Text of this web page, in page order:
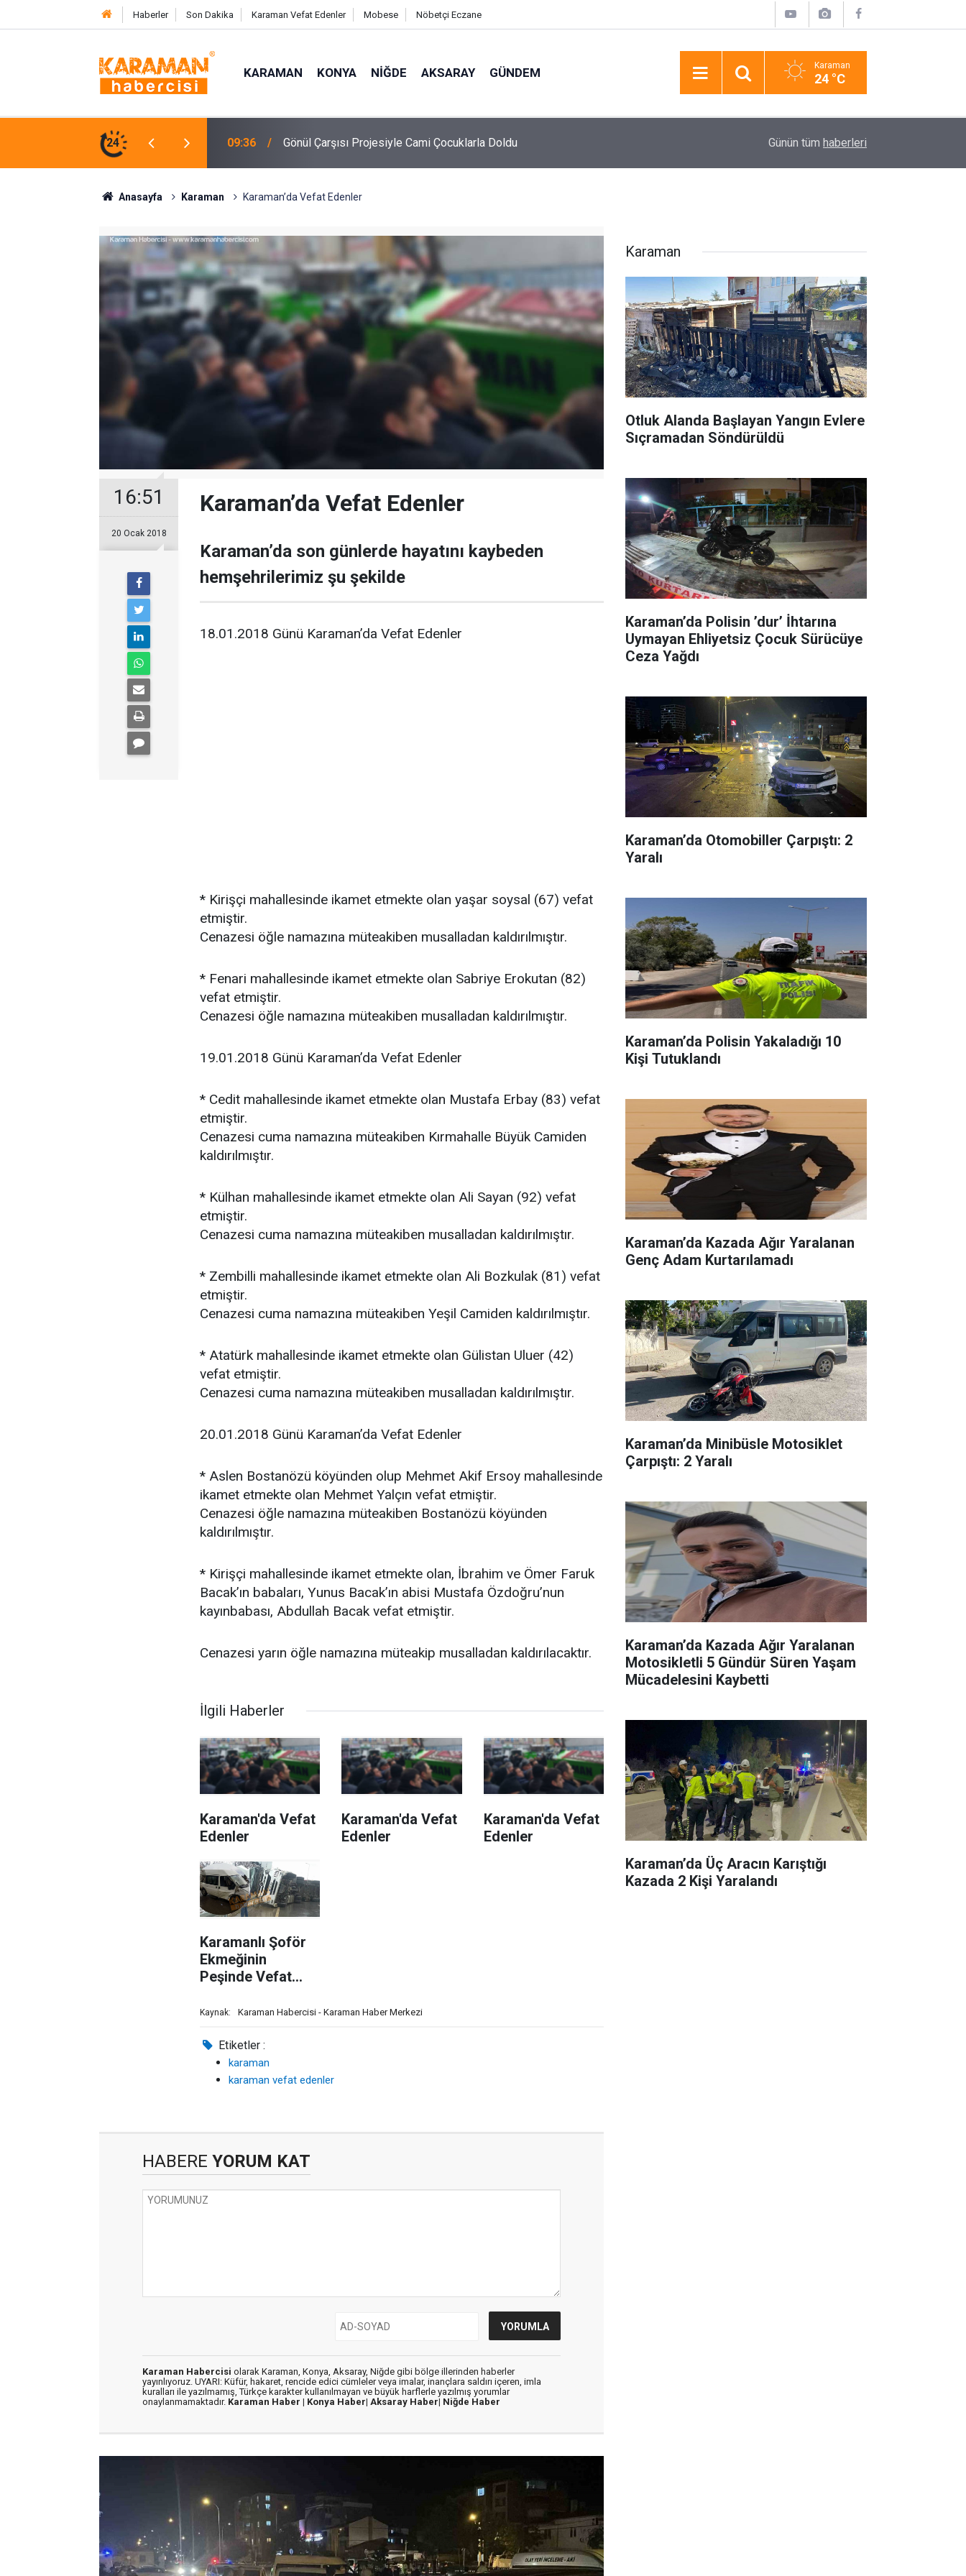
Haberler Son Dakika Karaman Vefat Edenler Mobese Nöbetçi Eczane
KARAMAN KONYA NIĞDE AKSARAY GÜNDEM Karaman
24 °C
24 23:56 Antalya’da Fuhuşa Aracılık Operasyonunda 7 Tutuklama Hayatını Kaybettiği Gazetelerini Almayınca
Günün tüm haberleri
Anasayfa Karaman Karaman’da Vefat Edenler
16:51
20 Ocak 2018
Karaman’da Vefat Edenler
Karaman’da son günlerde hayatını kaybeden
hemşehrilerimiz şu şekilde
18.01.2018 Günü Karaman’da Vefat Edenler
* Kirişçi mahallesinde ikamet etmekte olan yaşar soysal (67) vefat
etmiştir.
Cenazesi öğle namazına müteakiben musalladan kaldırılmıştır.
* Fenari mahallesinde ikamet etmekte olan Sabriye Erokutan (82)
vefat etmiştir.
Cenazesi öğle namazına müteakiben musalladan kaldırılmıştır.
19.01.2018 Günü Karaman’da Vefat Edenler
* Cedit mahallesinde ikamet etmekte olan Mustafa Erbay (83) vefat
etmiştir.
Cenazesi cuma namazına müteakiben Kırmahalle Büyük Camiden
kaldırılmıştır.
* Külhan mahallesinde ikamet etmekte olan Ali Sayan (92) vefat
etmiştir.
Cenazesi cuma namazına müteakiben musalladan kaldırılmıştır.
* Zembilli mahallesinde ikamet etmekte olan Ali Bozkulak (81) vefat
etmiştir.
Cenazesi cuma namazına müteakiben Yeşil Camiden kaldırılmıştır.
* Atatürk mahallesinde ikamet etmekte olan Gülistan Uluer (42)
vefat etmiştir.
Cenazesi cuma namazına müteakiben musalladan kaldırılmıştır.
20.01.2018 Günü Karaman’da Vefat Edenler
* Aslen Bostanözü köyünden olup Mehmet Akif Ersoy mahallesinde
ikamet etmekte olan Mehmet Yalçın vefat etmiştir.
Cenazesi öğle namazına müteakiben Bostanözü köyünden
kaldırılmıştır.
* Kirişçi mahallesinde ikamet etmekte olan, İbrahim ve Ömer Faruk
Bacak’ın babaları, Yunus Bacak’ın abisi Mustafa Özdoğru’nun
kayınbabası, Abdullah Bacak vefat etmiştir.
Cenazesi yarın öğle namazına müteakip musalladan kaldırılacaktır.
İlgili Haberler
Karaman'da Vefat
Edenler
Karaman'da Vefat
Edenler
Karaman'da Vefat
Edenler
Karamanlı Şoför
Ekmeğinin
Peşinde Vefat
Kaynak: Karaman Habercisi - Karaman Haber Merkezi
Etiketler :
karaman
karaman vefat edenler
HABERE YORUM KAT
Karaman Habercisi olarak Karaman, Konya, Aksaray, Niğde gibi bölge illerinden haberler
yayınlıyoruz. UYARI: Küfür, hakaret, rencide edici cümleler veya imalar, inançlara saldırı içeren, imla
kuralları ile yazılmamış, Türkçe karakter kullanılmayan ve büyük harflerle yazılmış yorumlar
onaylanmamaktadır. Karaman Haber | Konya Haber| Aksaray Haber| Niğde Haber
Karaman
Otluk Alanda Başlayan Yangın Evlere
Sıçramadan Söndürüldü
Karaman’da Polisin ’dur’ İhtarına
Uymayan Ehliyetsiz Çocuk Sürücüye
Ceza Yağdı
Karaman’da Otomobiller Çarpıştı: 2
Yaralı
Karaman’da Polisin Yakaladığı 10
Kişi Tutuklandı
Karaman’da Kazada Ağır Yaralanan
Genç Adam Kurtarılamadı
Karaman’da Minibüsle Motosiklet
Çarpıştı: 2 Yaralı
Karaman’da Kazada Ağır Yaralanan
Motosikletli 5 Gündür Süren Yaşam
Mücadelesini Kaybetti
Karaman’da Üç Aracın Karıştığı
Kazada 2 Kişi Yaralandı